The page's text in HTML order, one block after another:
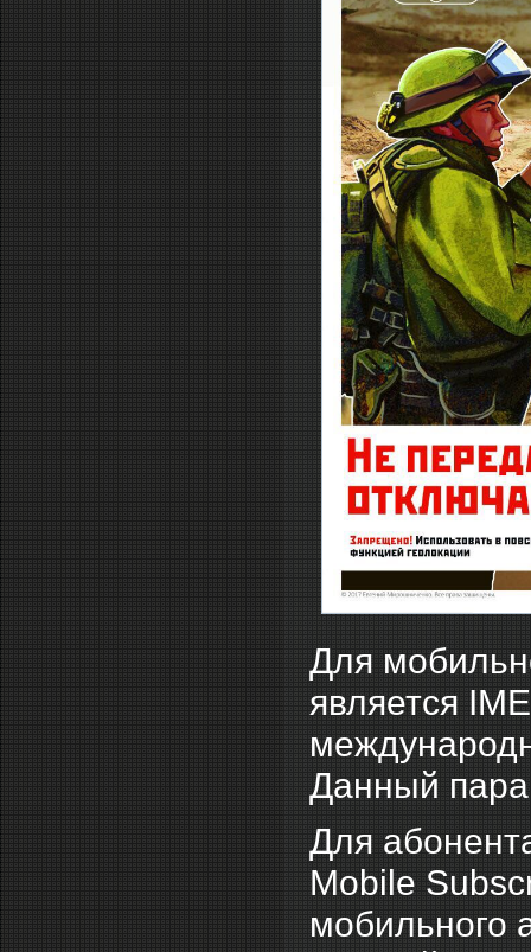
Для
является
Данный
Для
Mobile
мобильного